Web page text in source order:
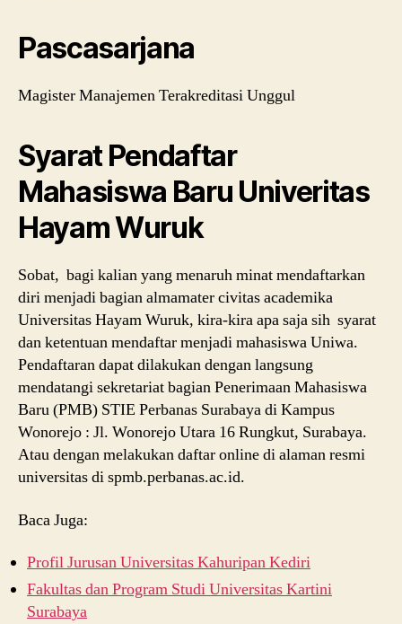
Pascasarjana
Magister Manajemen Terakreditasi Unggul
Syarat Pendaftar
Mahasiswa Baru Univeritas
Hayam Wuruk
Sobat, bagi kalian yang menaruh minat mendaftarkan
diri menjadi bagian almamater civitas academika
Universitas Hayam Wuruk, kira-kira apa saja sih syarat
dan ketentuan mendaftar menjadi mahasiswa Uniwa.
Pendaftaran dapat dilakukan dengan langsung
mendatangi sekretariat bagian Penerimaan Mahasiswa
Baru (PMB) STIE Perbanas Surabaya di Kampus
Wonorejo : Jl. Wonorejo Utara 16 Rungkut, Surabaya.
Atau dengan melakukan daftar online di alaman resmi
universitas di spmb.perbanas.ac.id.
Baca Juga:
Profil Jurusan Universitas Kahuripan Kediri
Fakultas dan Program Studi Universitas Kartini
Surabaya